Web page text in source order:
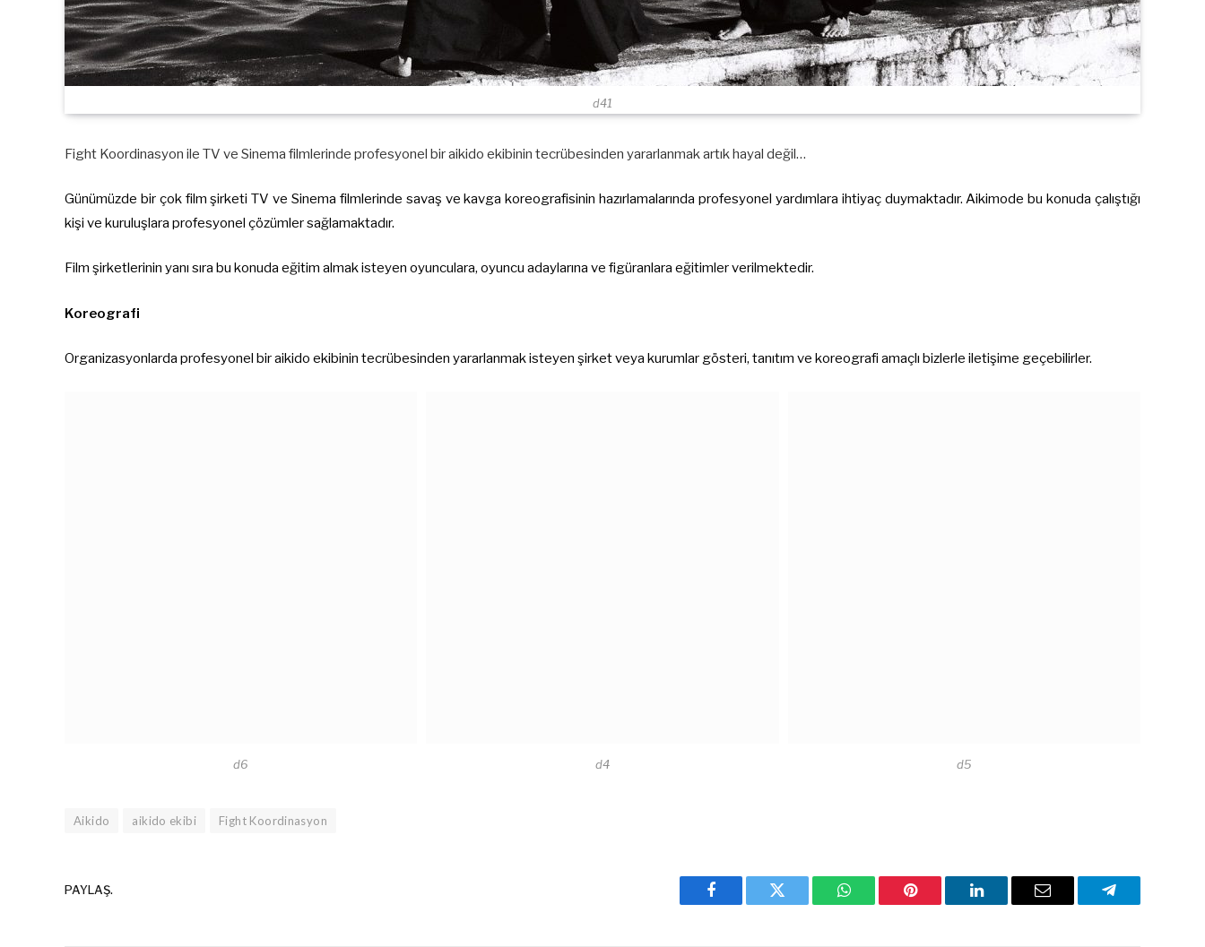
d41
Fight Koordinasyon ile TV ve Sinema filmlerinde profesyonel bir aikido ekibinin tecrübesinden yararlanmak artık hayal değil…
Günümüzde bir çok film şirketi TV ve Sinema filmlerinde savaş ve kavga koreografisinin hazırlamalarında profesyonel yardımlara ihtiyaç duymaktadır. Aikimode bu konuda çalıştığı
kişi ve kuruluşlara profesyonel çözümler sağlamaktadır.
Film şirketlerinin yanı sıra bu konuda eğitim almak isteyen oyunculara, oyuncu adaylarına ve figüranlara eğitimler verilmektedir.
Koreografi
Organizasyonlarda profesyonel bir aikido ekibinin tecrübesinden yararlanmak isteyen şirket veya kurumlar gösteri, tanıtım ve koreografi amaçlı bizlerle iletişime geçebilirler.
d6 d4 d5
Aikido aikido ekibi Fight Koordinasyon
PAYLAŞ.
Facebook Twitter WhatsAppPinterest
Linkedin'deEmail Telegram